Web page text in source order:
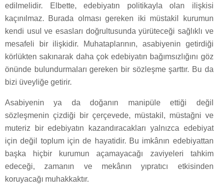
edilmelidir. Elbette, edebiyatın politikayla olan ilişkisi
kaçınılmaz. Burada olması gereken iki müstakil kurumun
kendi usul ve esasları doğrultusunda yürüteceği sağlıklı ve
mesafeli bir ilişkidir. Muhataplarının, asabiyenin getirdiği
körlükten sakınarak daha çok edebiyatın bağımsızlığını göz
önünde bulundurmaları gereken bir sözleşme şarttır. Bu da
bizi üveyliğe getirir.
Asabiyenin ya da doğanın manipüle ettiği değil
sözleşmenin çizdiği bir çerçevede, müstakil, müstağni ve
muteriz bir edebiyatın kazandıracakları yalnızca edebiyat
için değil toplum için de hayatidir. Bu imkânın edebiyattan
başka hiçbir kurumun açamayacağı zaviyeleri tahkim
edeceği, zamanın ve mekânın yıpratıcı etkisinden
koruyacağı muhakkaktır.